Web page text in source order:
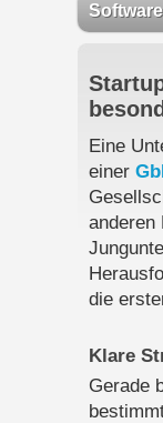
Eine
einer
anderen
die
Klare
Gerade